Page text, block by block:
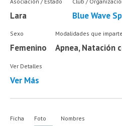
Lara Blue Wave
Sexo
Femenino
Modalidades que
Apnea, Natación
Ver Detalles
Ver Más
Ficha Foto Nombres